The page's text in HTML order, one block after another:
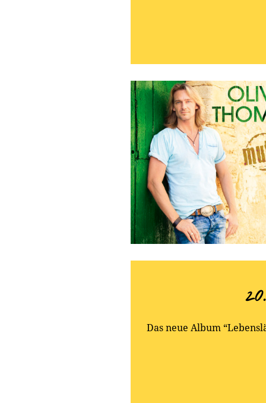
Das neue Album